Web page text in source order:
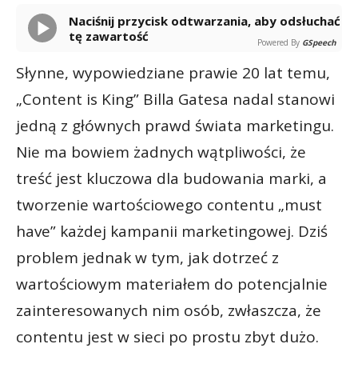
Naciśnij przycisk odtwarzania, aby odsłuchać
tę zawartość
Powered By GSpeech
Słynne, wypowiedziane prawie 20 lat temu,
„Content is King” Billa Gatesa nadal stanowi
jedną z głównych prawd świata marketingu.
Nie ma bowiem żadnych wątpliwości, że
treść jest kluczowa dla budowania marki, a
tworzenie wartościowego contentu „must
have” każdej kampanii marketingowej. Dziś
problem jednak w tym, jak dotrzeć z
wartościowym materiałem do potencjalnie
zainteresowanych nim osób, zwłaszcza, że
contentu jest w sieci po prostu zbyt dużo.